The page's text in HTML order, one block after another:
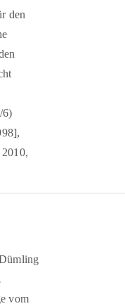
den
6)
vom